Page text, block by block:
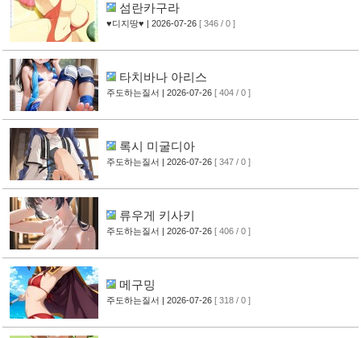
섬란카구라
♥디지땅♥ | 2026-07-26 [ 346 / 0 ]
타치바나 아리스
주도하는질서 | 2026-07-26 [ 404 / 0 ]
록시 미굴디아
주도하는질서 | 2026-07-26 [ 347 / 0 ]
류우게 키사키
주도하는질서 | 2026-07-26 [ 406 / 0 ]
메구밍
주도하는질서 | 2026-07-26 [ 318 / 0 ]